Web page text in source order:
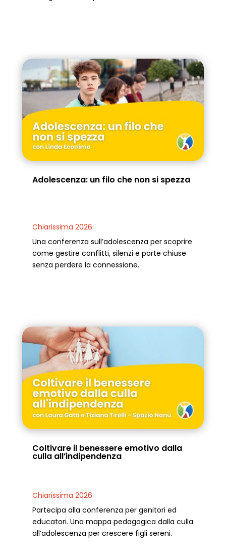
Adolescenza: un filo che non si spezza
Chiarissima 2026
Una conferenza sull’adolescenza per scoprire
come gestire conflitti, silenzi e porte chiuse
senza perdere la connessione.
Coltivare il benessere emotivo dalla
culla all’indipendenza
Chiarissima 2026
Partecipa alla conferenza per genitori ed
educatori. Una mappa pedagogica dalla culla
all’adolescenza per crescere figli sereni.